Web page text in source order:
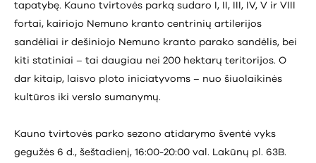
tapatybę. Kauno tvirtovės parką sudaro I, II, III, IV, V ir VIII
fortai, kairiojo Nemuno kranto centrinių artilerijos
sandėliai ir dešiniojo Nemuno kranto parako sandėlis, bei
kiti statiniai – tai daugiau nei 200 hektarų teritorijos. O
dar kitaip, laisvo ploto iniciatyvoms – nuo šiuolaikinės
kultūros iki verslo sumanymų.
Kauno tvirtovės parko sezono atidarymo šventė vyks
gegužės 6 d., šeštadienį, 16:00-20:00 val. Lakūnų pl. 63B.